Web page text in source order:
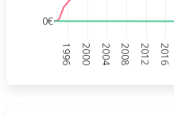
1996 2000 2004 2008 2012 2016
0€